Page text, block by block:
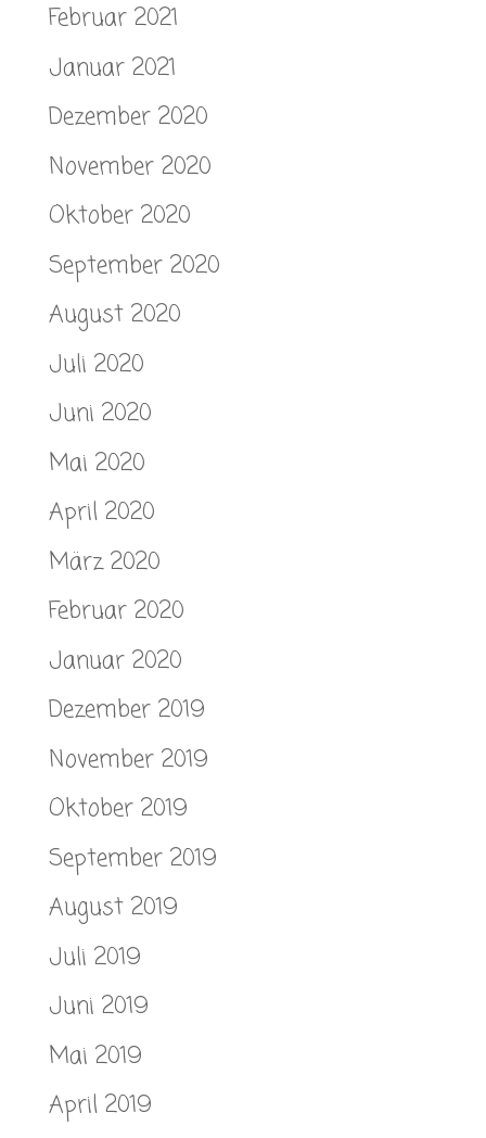
Februar 2021
Januar 2021
Dezember 2020
November 2020
Oktober 2020
September 2020
August 2020
Juli 2020
Juni 2020
Mai 2020
April 2020
März 2020
Februar 2020
Januar 2020
Dezember 2019
November 2019
Oktober 2019
September 2019
August 2019
Juli 2019
Juni 2019
Mai 2019
April 2019